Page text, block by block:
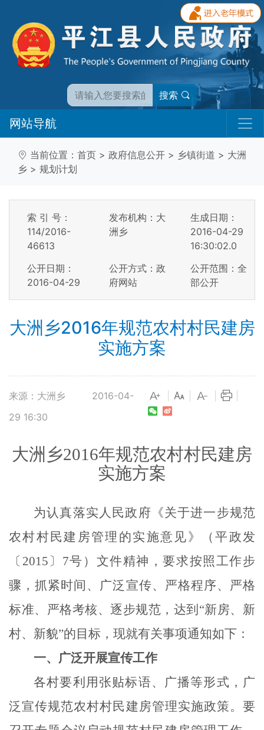
搜索
网站导航
当前位置： 首页 > 政府信息公开 > 乡镇街道 > 大洲
乡 > 规划计划
索 引 号：
114/2016-
46613
发布机构：大
洲乡
生成日期：
2016-04-29
16:30:02.0
公开日期：
2016-04-29
公开方式：政
府网站
公开范围：全
部公开
大洲乡2016年规范农村村民建房
实施方案
来源：大洲乡
2016-04-
29 16:30
大洲乡2016年规范农村村民建房
实施方案
为认真落实人民政府《关于进一步规范
农村村民建房管理的实施意见》（平政发
〔 2015〕7号）文件精神，要求按照工作步
骤，抓紧时间、广泛宣传、严格程序、严格
标准、严格考核、逐步规范，达到“新房、新
村、新貌”的目标，现就有关事项通知如下：
一、广泛开展宣传工作
各村要利用张贴标语、广播等形式，广
泛宣传规范农村村民建房管理实施政策。要